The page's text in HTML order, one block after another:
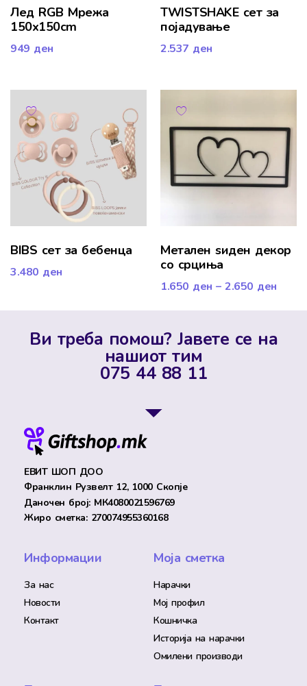
Лед RGB Мрежа
150x150cm
949 ден
TWISTSHAKE сет за
појадување
2.537 ден
BIBS сет за бебенца
3.480 ден
Mетален ѕиден декор
со срциња
1.650 ден – 2.650 ден
Ви треба помош? Јавете се на
нашиот тим
075 44 88 11
ЕВИТ ШОП ДОО
Франклин Рузвелт 12, 1000 Скопје
Даночен број: МК4080021596769
Жиро сметка: 270074955360168
Информации
За нас
Новости
Контакт
Моја сметка
Нарачки
Мој профил
Кошничка
Историја на нарачки
Омилени производи